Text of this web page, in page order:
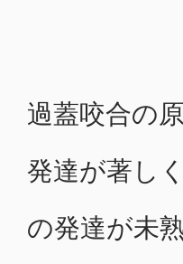
過蓋咬合の
発達が著し
の発達が未